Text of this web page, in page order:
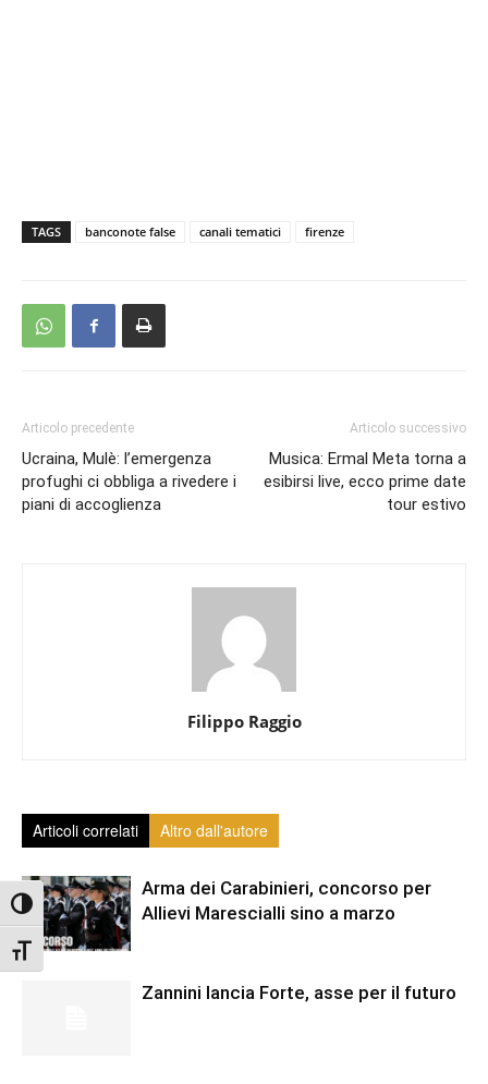
Attiva/disattiva alto contrasto
Attiva/disattiva dimensione testo
TAGS banconote false canali tematici firenze
Articolo precedente
Ucraina, Mulè: l’emergenza
profughi ci obbliga a rivedere i
piani di accoglienza
Articolo successivo
Musica: Ermal Meta torna a
esibirsi live, ecco prime date
tour estivo
Filippo Raggio
Articoli correlati Altro dall'autore
Arma dei Carabinieri, concorso per
Allievi Marescialli sino a marzo
Zannini lancia Forte, asse per il futuro